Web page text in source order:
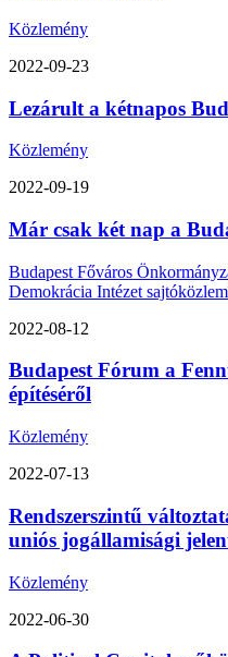
Közlemény
2022-09-23
Lezárult a kétnapos
Közlemény
2022-09-19
Már csak két nap a
Budapest Főváros
Demokrácia Intézet
2022-08-12
Budapest Fórum a
építéséről
Közlemény
2022-07-13
Rendszerszintű
uniós jogállamisági
Közlemény
2022-06-30